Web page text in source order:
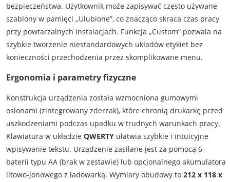
bezpieczeństwa. Użytkownik może zapisywać często używane
szablony w pamięci „Ulubione”, co znacząco skraca czas pracy
przy powtarzalnych instalacjach. Funkcja „Custom” pozwala na
szybkie tworzenie niestandardowych układów etykiet bez
konieczności przechodzenia przez skomplikowane menu.
Ergonomia i parametry fizyczne
Konstrukcja urządzenia została wzmocniona gumowymi
osłonami (zintegrowany zderzak), które chronią drukarkę przed
uszkodzeniami podczas upadku w trudnych warunkach pracy.
Klawiatura w układzie QWERTYułatwia szybkie i intuicyjne
wpisywanie tekstu. Urządzenie zasilane jest za pomocą 6
baterii typu AA (brak w zestawie) lub opcjonalnego akumulatora
litowo-jonowego z ładowarką. Wymiary obudowy to 212 x 118 x